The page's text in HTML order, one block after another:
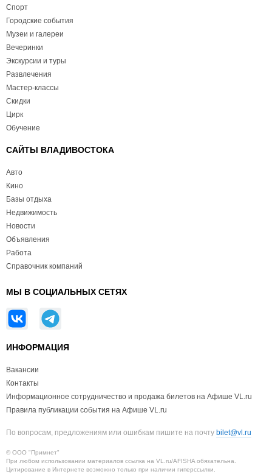
Спорт
Городские события
Музеи и галереи
Вечеринки
Экскурсии и туры
Развлечения
Мастер-классы
Скидки
Цирк
Обучение
САЙТЫ ВЛАДИВОСТОКА
Авто
Кино
Базы отдыха
Недвижимость
Новости
Объявления
Работа
Справочник компаний
МЫ В СОЦИАЛЬНЫХ СЕТЯХ
ИНФОРМАЦИЯ
Вакансии
Контакты
Информационное сотрудничество и продажа билетов на Афише VL.ru
Правила публикации события на Афише VL.ru
По вопросам, предложениям или ошибкам пишите на почту bilet@vl.ru
© ООО "Примнет"
При любом использовании материалов ссылка на VL.ru/AFISHA обязательна.
Цитирование в Интернете возможно только при наличии гиперссылки.